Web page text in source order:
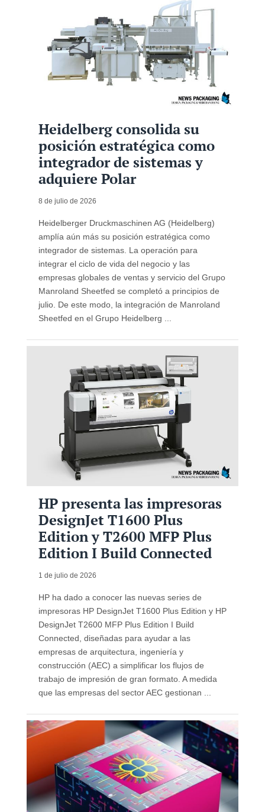
Heidelberg consolida su
posición estratégica como
integrador de sistemas y
adquiere Polar
8 de julio de 2026
Heidelberger Druckmaschinen AG (Heidelberg)
amplía aún más su posición estratégica como
integrador de sistemas. La operación para
integrar el ciclo de vida del negocio y las
empresas globales de ventas y servicio del Grupo
Manroland Sheetfed se completó a principios de
julio. De este modo, la integración de Manroland
Sheetfed en el Grupo Heidelberg ...
HP presenta las impresoras
DesignJet T1600 Plus
Edition y T2600 MFP Plus
Edition I Build Connected
1 de julio de 2026
HP ha dado a conocer las nuevas series de
impresoras HP DesignJet T1600 Plus Edition y HP
DesignJet T2600 MFP Plus Edition I Build
Connected, diseñadas para ayudar a las
empresas de arquitectura, ingeniería y
construcción (AEC) a simplificar los flujos de
trabajo de impresión de gran formato. A medida
que las empresas del sector AEC gestionan ...